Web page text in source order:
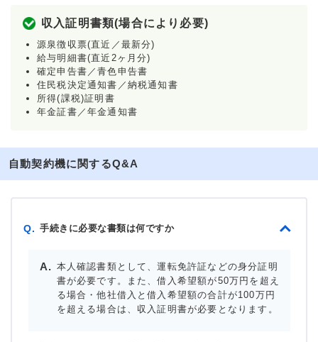
収入証明書類(場合により必要)
源泉徴収票(直近／最新分)
給与明細書(直近2ヶ月分)
確定申告書／青色申告書
住民税決定通知書／納税通知書
所得(課税)証明書
年金証書／年金通知書
自動契約機に関するQ&A
Q. 手続きに必要な書類は何ですか
本人確認書類として、運転免許証などの身分証明
書が必要です。また、借入希望額が50万円を超え
る場合・他社借入と借入希望額の合計が100万円
を超える場合は、収入証明書が必要となります。